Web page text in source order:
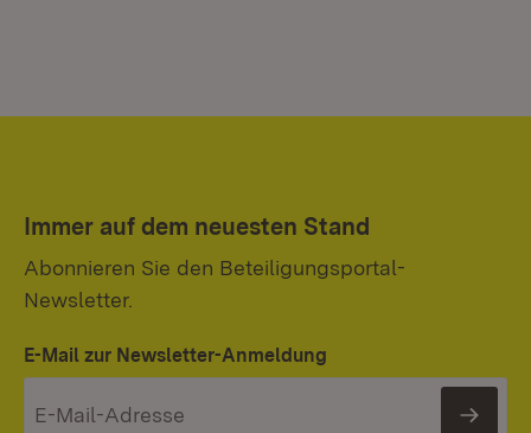
Immer auf dem neuesten Stand
Abonnieren Sie den Beteiligungsportal-
Newsletter.
E-Mail zur Newsletter-Anmeldung